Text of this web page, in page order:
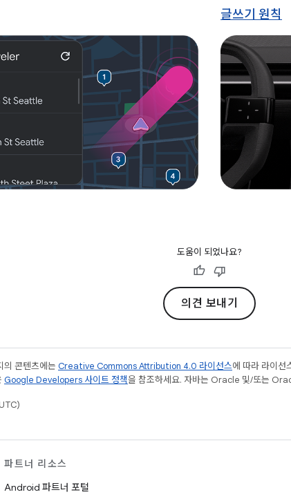
글쓰기 원칙
도움이 되었나요?
의견 보내기
의 콘텐츠에는 Creative Commons Attribution 4.0 라이선스에 따라 라이선
Google Developers 사이트 정책을 참조하세요. 자바는 Oracle 및/또는
파트너 리소스
Android 파트너 포털